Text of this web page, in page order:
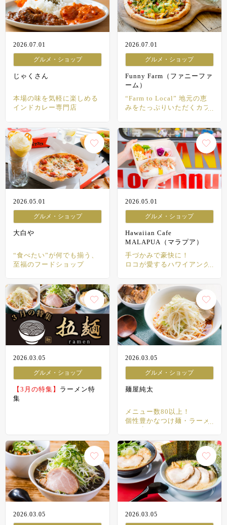
2026.07.01
グルメ・ショップ
じゃくさん
本場の味を気軽に楽しめる
インドカレー専門店
2026.07.01
グルメ・ショップ
Funny Farm（ファニーファ
ーム）
“Farm to Local” 地元の恵
みをたっぷりいただくカフ
2026.05.01
グルメ・ショップ
大白や
“食べたい”が何でも揃う、
至福のフードショップ
2026.05.01
グルメ・ショップ
Hawaiian Cafe
MALAPUA（マラプア）
手づかみで豪快に！
ロコが愛するハワイアング
2026.03.05
グルメ・ショップ
【3月の特集】 ラーメン特
集
2026.03.05
グルメ・ショップ
麺屋純太
メニュー数80以上！
個性豊かなつけ麺・ラーメ
2026.03.05 2026.03.05